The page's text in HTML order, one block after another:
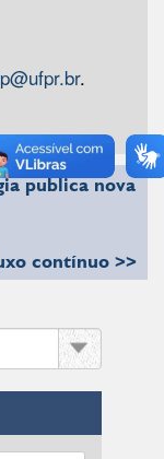
.
publica nova
contínuo >>